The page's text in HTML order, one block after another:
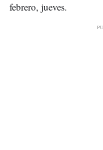
febrero, jueves.